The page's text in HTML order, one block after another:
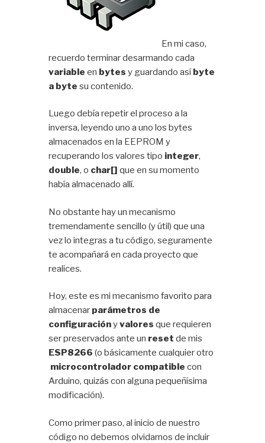
En mi caso,
recuerdo terminar desarmando cada
variable en bytes y guardando asíbyte
a byte su contenido.
Luego debía repetir el proceso a la
inversa, leyendo uno a uno los bytes
almacenados en la EEPROM y
recuperando los valores tipo integer,
double, o char[] que en su momento
había almacenado allí.
No obstante hay un mecanismo
tremendamente sencillo (y útil) que una
vez lo integras a tu código, seguramente
te acompañará en cada proyecto que
realices.
Hoy, este es mi mecanismo favorito para
almacenar parámetros de
configuraciónyvalores que requieren
ser preservados ante un reset de mis
ESP8266 (o básicamente cualquier otro
microcontrolador compatible con
Arduino, quizás con alguna pequeñísima
modificación).
Como primer paso, al inicio de nuestro
código no debemos olvidarnos de incluir